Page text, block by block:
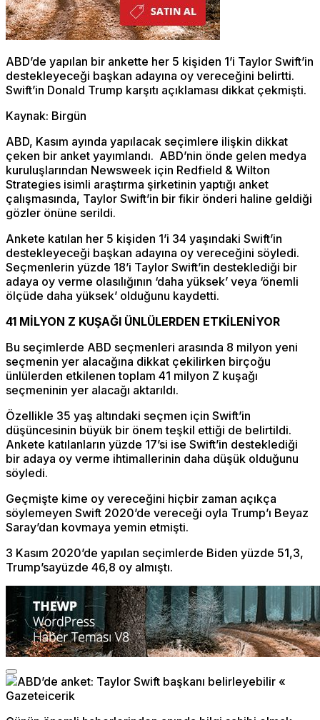
ABD’de yapılan bir ankette her 5 kişiden 1’i Taylor Swift’in
destekleyeceği başkan adayına oy vereceğini belirtti.
Swift’in Donald Trump karşıtı açıklaması dikkat çekmişti.
Kaynak: Birgün
ABD, Kasım ayında yapılacak seçimlere ilişkin dikkat
çeken bir anket yayımlandı. ABD’nin önde gelen medya
kuruluşlarından Newsweek için Redfield & Wilton
Strategies isimli araştırma şirketinin yaptığı anket
çalışmasında, Taylor Swift’in bir fikir önderi haline geldiği
gözler önüne serildi.
Ankete katılan her 5 kişiden 1’i 34 yaşındaki Swift’in
destekleyeceği başkan adayına oy vereceğini söyledi.
Seçmenlerin yüzde 18’i Taylor Swift’in desteklediği bir
adaya oy verme olasılığının ‘daha yüksek’ veya ‘önemli
ölçüde daha yüksek’ olduğunu kaydetti.
41 MİLYON Z KUŞAĞI ÜNLÜLERDEN ETKİLENİYOR
Bu seçimlerde ABD seçmenleri arasında 8 milyon yeni
seçmenin yer alacağına dikkat çekilirken birçoğu
ünlülerden etkilenen toplam 41 milyon Z kuşağı
seçmeninin yer alacağı aktarıldı.
Özellikle 35 yaş altındaki seçmen için Swift’in
düşüncesinin büyük bir önem teşkil ettiği de belirtildi.
Ankete katılanların yüzde 17’si ise Swift’in desteklediği
bir adaya oy verme ihtimallerinin daha düşük olduğunu
söyledi.
Geçmişte kime oy vereceğini hiçbir zaman açıkça
söylemeyen Swift 2020’de vereceği oyla Trump’ı Beyaz
Saray’dan kovmaya yemin etmişti.
3 Kasım 2020’de yapılan seçimlerde Biden yüzde 51,3,
Trump’sayüzde 46,8 oy almıştı.